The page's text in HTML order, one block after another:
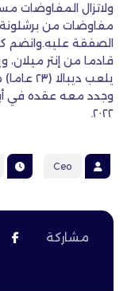
ولاتزال المفاوضات
مفاوضات من برشلونة،
يلعب
وجدد معه عقده في
٢٠٢٢.
Ceo